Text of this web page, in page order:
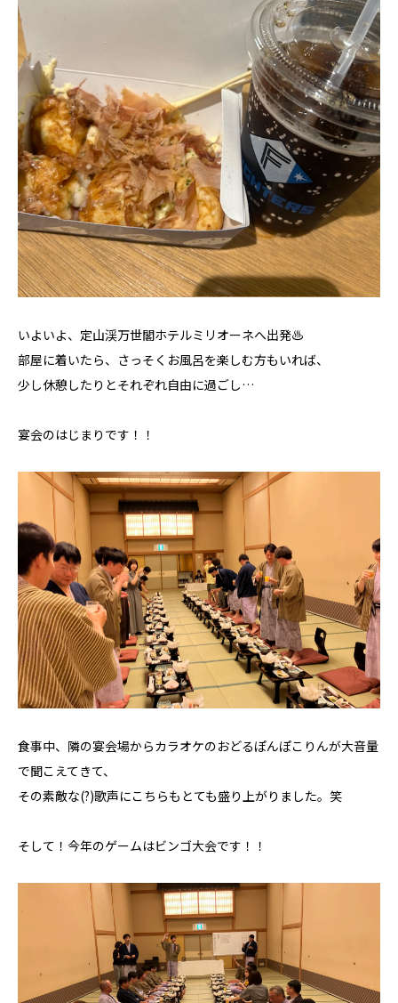
いよいよ、定山渓万世閣ホテルミリオーネへ出発♨
部屋に着いたら、さっそくお風呂を楽しむ方もいれば、
少し休憩したりとそれぞれ自由に過ごし…
宴会のはじまりです！！
食事中、隣の宴会場からカラオケのおどるぽんぽこりんが大音量
で聞こえてきて、
その素敵な(?)歌声にこちらもとても盛り上がりました。笑
そして！今年のゲームはビンゴ大会です！！